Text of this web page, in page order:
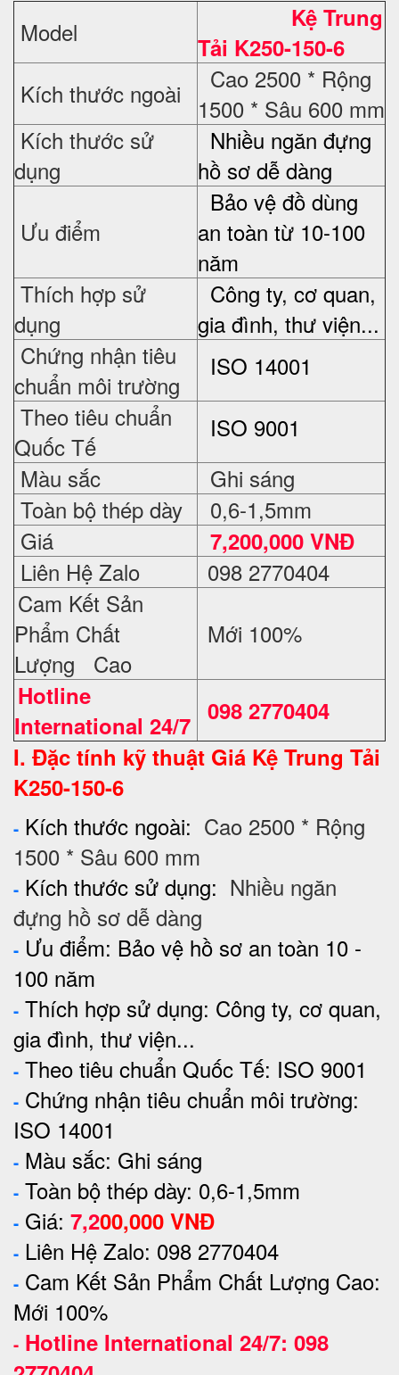
Model
Kệ Trung
Tải K250-150-6
Kích thước ngoài
Cao 2500 * Rộng
1500 * Sâu 600 mm
Kích thước sử
dụng
Nhiều ngăn đựng
hồ sơ dễ dàng
Ưu điểm
Bảo vệ đồ dùng
an toàn từ 10-100
năm
Thích hợp sử
dụng
Công ty, cơ quan,
gia đình, thư viện...
Chứng nhận tiêu
chuẩn môi trường
ISO 14001
Theo tiêu chuẩn
Quốc Tế
ISO 9001
Màu sắc
Ghi sáng
Toàn bộ thép dày
0,6-1,5mm
Giá
7,200,000 VNĐ
Liên Hệ Zalo
098 2770404
Cam Kết Sản
Phẩm Chất
Lượng Cao
Mới 100%
Hotline
International 24/7 098 2770404
I. Đặc tính kỹ thuật Giá Kệ Trung Tải
K250-150-6
- Kích thước ngoài: Cao 2500 * Rộng
1500 * Sâu 600 mm
- Kích thước sử dụng: Nhiều ngăn
đựng hồ sơ dễ dàng
- Ưu điểm: Bảo vệ hồ sơ an toàn 10 -
100 năm
- Thích hợp sử dụng: Công ty, cơ quan,
gia đình, thư viện...
- Theo tiêu chuẩn Quốc Tế: ISO 9001
- Chứng nhận tiêu chuẩn môi trường:
ISO 14001
- Màu sắc: Ghi sáng
- Toàn bộ thép dày: 0,6-1,5mm
- Giá: 7,200,000 VNĐ
- Liên Hệ Zalo: 098 2770404
- Cam Kết Sản Phẩm Chất Lượng Cao:
Mới 100%
- Hotline International 24/7: 098